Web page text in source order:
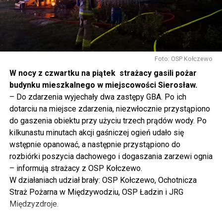
mówię, tutaj, na wyspie Wolin, na wyspie Uznam, Polska
się tutaj nie kończy, Polska się tutaj zaczyna.
Gdyby nie determinacja rządu Prawa i Sprawiedliwości,
to tunel pod Świną do dzisiaj byłby w sferze
projektowania i dyskusji. Ważny tutaj był wkład
samorządu, ale to rząd PiS podjął w tej sprawie
najważniejsze decyzje. Powstał dzięki ogromnej
determinacji rządu najpierw Pani Premier Beaty Szydło,
a następnie Pana Premiera Mateusza Morawieckiego.
Chciałbym podziękować Panu Premierowi za to jak
osobiście pilnował powstania tej inwestycji. Cieszymy
się, że turyści również korzystają z tunelu, cieszymy się,
że wśród tych 4 milionów samochodów, które
przejechały już otwartym tunelem w Świnoujściu,
przyjechało tutaj do nas tak wielu turystów z zagranicy
– powiedział Wiceprezes PiS Joachim Brudziński w
Foto: OSP Kołczewo
W nocy z czwartku na piątek strażacy gasili pożar
budynku mieszkalnego w miejscowości Sierosław.
– Do zdarzenia wyjechały dwa zastępy GBA. Po ich
dotarciu na miejsce zdarzenia, niezwłocznie przystąpiono
do gaszenia obiektu przy użyciu trzech prądów wody. Po
kilkunastu minutach akcji gaśniczej ogień udało się
wstępnie opanować, a następnie przystąpiono do
rozbiórki poszycia dachowego i dogaszania zarzewi ognia
– informują strażacy z OSP Kołczewo.
W działaniach udział brały: OSP Kołczewo, Ochotnicza
Straż Pożarna w Międzywodziu, OSP Ładzin i JRG
Międzyzdroje.